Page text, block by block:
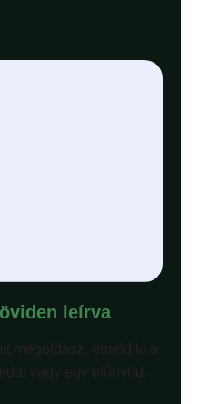
leírva
megoldasz, emeld ki a
vagy egy előnyöd,